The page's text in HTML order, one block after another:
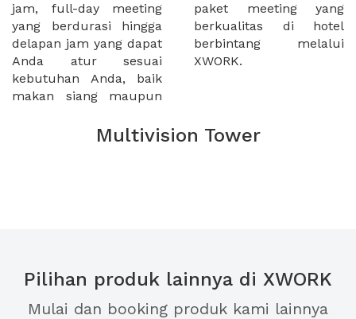
jam, full-day meeting
yang berdurasi hingga
delapan jam yang dapat
Anda atur sesuai
kebutuhan Anda, baik
makan siang maupun
paket meeting yang
berkualitas di hotel
berbintang melalui
XWORK.
Multivision Tower
Pilihan produk lainnya di XWORK
Mulai dan booking produk kami lainnya